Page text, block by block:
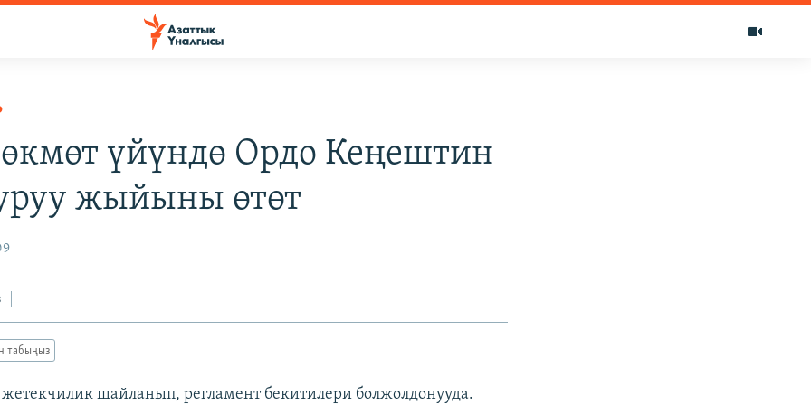
үйүндө Ордо Кеңештин
жыйыны өтөт
табыңыз
шайланып, регламент бекитилери болжолдонууда.